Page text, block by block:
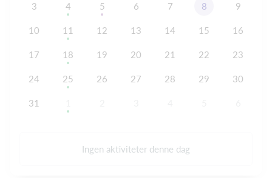
3 4 5 6 7 8 9
10 11 12 13 14 15 16
17 18 19 20 21 22 23
24 25 26 27 28 29 30
31
Ingen aktiviteter denne dag